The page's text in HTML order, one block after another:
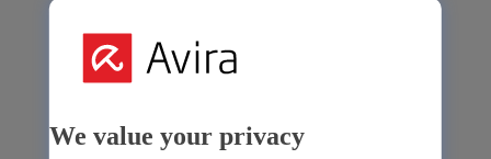
Notre solution 3-en-1 avec de nombreux outils premium
We value your privacy